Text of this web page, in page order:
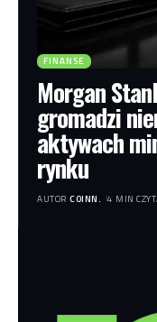
FINANSE
Morgan
gromadzi
aktywach
rynku
AUTOR COINN. 4 MIN